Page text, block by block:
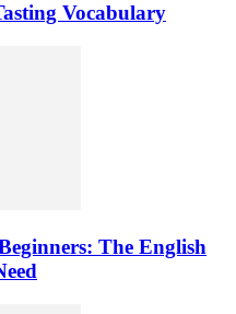
Vocabulary
The English